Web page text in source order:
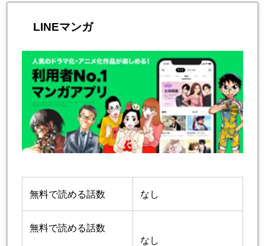
LINEマンガ
無料で読める話数 なし
無料で読める話数
なし